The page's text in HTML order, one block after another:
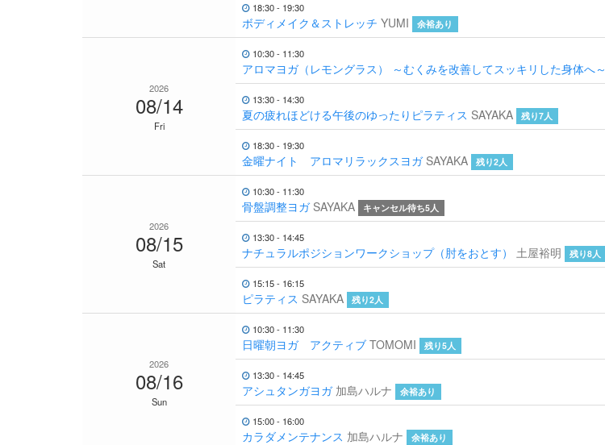
18:30 - 19:30
ボディメイク＆ストレッチ YUMI 余裕あり
2026
08/14
Fri
10:30 - 11:30
アロマヨガ（レモングラス） ～むくみを改善してスッキリした身体へ～
13:30 - 14:30
夏の疲れほどける午後のゆったりピラティス SAYAKA 残り7人
18:30 - 19:30
金曜ナイト アロマリラックスヨガ SAYAKA 残り2人
2026
08/15
Sat
10:30 - 11:30
骨盤調整ヨガ SAYAKA キャンセル待ち5人
13:30 - 14:45
ナチュラルポジションワークショップ（肘をおとす） 土屋裕明 残り8人
15:15 - 16:15
ピラティス SAYAKA 残り2人
2026
08/16
Sun
10:30 - 11:30
日曜朝ヨガ アクティブ TOMOMI 残り5人
13:30 - 14:45
アシュタンガヨガ 加島ハルナ 余裕あり
15:00 - 16:00
カラダメンテナンス 加島ハルナ 余裕あり